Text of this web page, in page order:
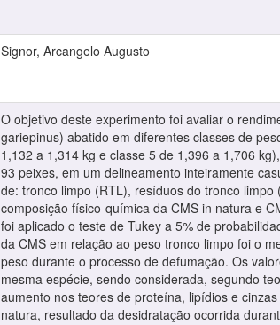
Signor, Arcangelo Augusto
O objetivo deste experimento foi avaliar o
gariepinus) abatido em diferentes classes de
1,132 a 1,314 kg e classe 5 de 1,396 a 1,706
93 peixes, em um delineamento inteiramente
de: tronco limpo (RTL), resíduos do tronco
composição físico-química da CMS in natura e
foi aplicado o teste de Tukey a 5% de
da CMS em relação ao peso tronco limpo foi o
peso durante o processo de defumação. Os
mesma espécie, sendo considerada, segundo
aumento nos teores de proteína, lipídios e
natura, resultado da desidratação ocorrida